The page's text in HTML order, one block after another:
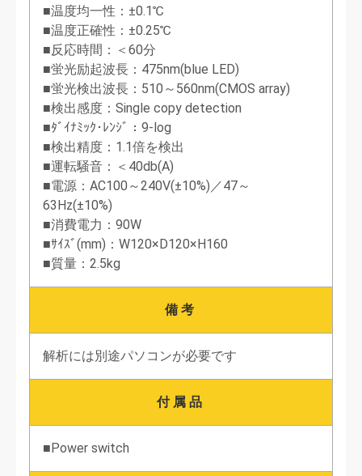
■温度均一性：±0.1℃
■温度正確性：±0.25℃
■反応時間：＜60分
■蛍光励起波長：475nm(blue LED)
■蛍光検出波長：510～560nm(CMOS array)
■検出感度：Single copy detection
■ﾀﾞｲﾅﾐｯｸ･ﾚﾝｼﾞ：9-log
■検出精度：1.1倍を検出
■運転騒音：＜40db(A)
■電源：AC100～240V(±10%)／47～
63Hz(±10%)
■消費電力：90W
■ｻｲｽﾞ(mm)：W120×D120×H160
■質量：2.5kg
備考
解析には別途パソコンが必要です
付属品
■Power switch